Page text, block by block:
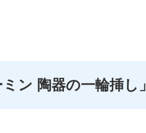
ン 陶器の一輪挿し」